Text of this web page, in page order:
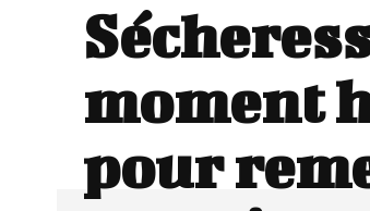
moment
pour